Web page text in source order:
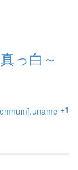
っ白～
+1